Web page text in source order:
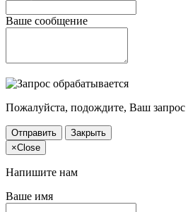
Ваше сообщение
Пожалуйста, подождите, Ваш запрос
Отправить
Закрыть
×Close
Напишите нам
Ваше имя